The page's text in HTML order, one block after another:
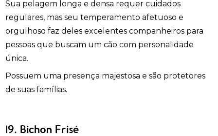
Sua pelagem longa e densa requer cuidados
regulares, mas seu temperamento afetuoso e
orgulhoso faz deles excelentes companheiros para
pessoas que buscam um cão com personalidade
única.
Possuem uma presença majestosa e são protetores
de suas famílias.
19. Bichon Frisé